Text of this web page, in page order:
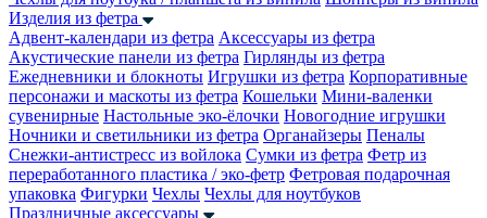
Изделия из фетра
Адвент-календари из фетра Аксессуары из фетра
Акустические панели из фетра Гирлянды из фетра
Ежедневники и блокноты Игрушки из фетра Корпоративные
персонажи и маскоты из фетра Кошельки Мини-валенки
сувенирные Настольные эко-ёлочки Новогодние игрушки
Ночники и светильники из фетра Органайзеры Пеналы
Снежки-антистресс из войлока Сумки из фетра Фетр из
переработанного пластика / эко-фетр Фетровая подарочная
упаковка Фигурки Чехлы Чехлы для ноутбуков
Праздничные аксессуары